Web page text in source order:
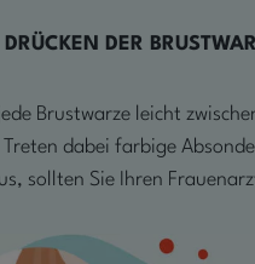
DER
Brustwarze leicht
dabei farbige
sollten Sie Ihren